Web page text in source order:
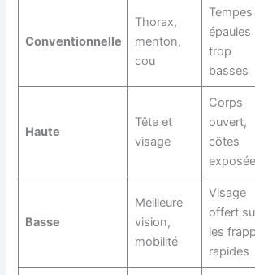
Conventionnelle
Thorax,
menton,
cou
épaules
trop
basses
Haute
Tête et
visage
Corps
ouvert,
côtes
Basse
Meilleure
vision,
mobilité
Visage
offert
les
rapides